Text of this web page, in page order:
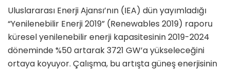
Uluslararası Enerji Ajansı’nın (IEA) dün yayımladığı
“Yenilenebilir Enerji 2019” (Renewables 2019) raporu
küresel yenilenebilir enerji kapasitesinin 2019-2024
döneminde %50 artarak 3721 GW’a yükseleceğini
ortaya koyuyor. Çalışma, bu artışta güneş enerjisinin